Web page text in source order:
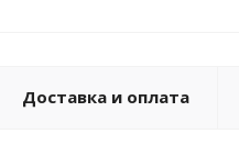
Доставка и оплата